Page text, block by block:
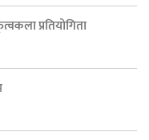
प्रतियोगिता